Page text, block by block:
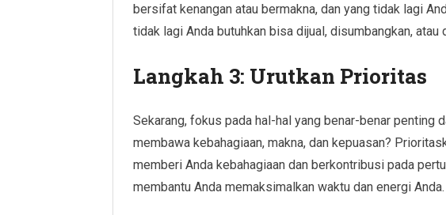
bersifat kenangan atau bermakna, dan yang tidak lagi
tidak lagi Anda butuhkan bisa dijual, disumbangkan, atau
Langkah 3: Urutkan Prioritas
Sekarang, fokus pada hal-hal yang benar-benar penting
membawa kebahagiaan, makna, dan kepuasan?
memberi Anda kebahagiaan dan berkontribusi pada
membantu Anda memaksimalkan waktu dan energi Anda.